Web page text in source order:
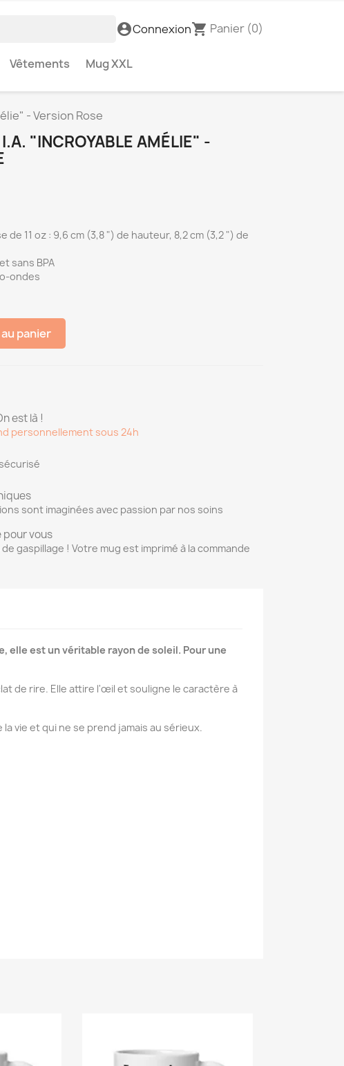
account_circleConnexionshopping_cart Panier (0)
Vêtements Mug XXL
- Version Rose
"INCROYABLE AMÉLIE" -
de 11 oz : 9,6 cm (3,8 ") de hauteur, 8,2 cm (3,2 ") de
sans BPA
ondes
panier
est là !
personnellement sous 24h
sont imaginées avec passion par nos soins
pour vous
gaspillage ! Votre mug est imprimé à la commande
elle est un véritable rayon de soleil. Pour une
de rire. Elle attire l'œil et souligne le caractère à
la vie et qui ne se prend jamais au sérieux.